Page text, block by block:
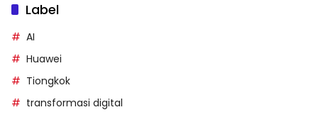
Label
AI
Huawei
Tiongkok
transformasi digital